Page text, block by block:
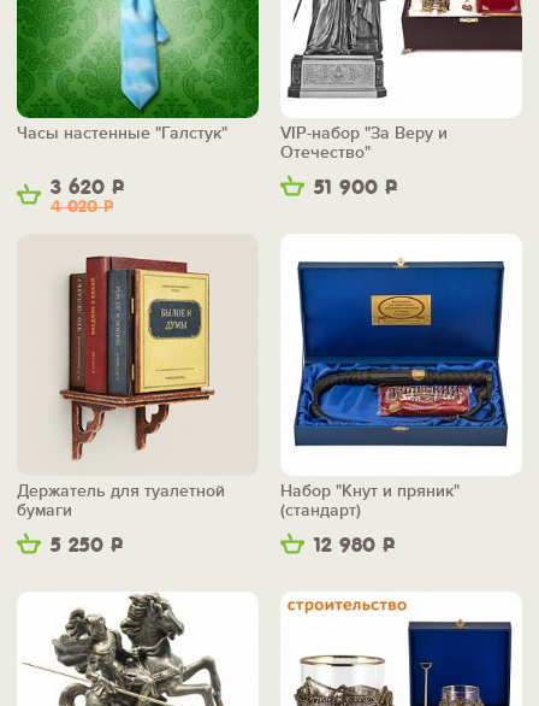
3 620 Р
4 020Р
Часы настенные "Галстук"
51 900 Р
VIP-набор "За Веру и
Отечество"
5 250 Р
Держатель для туалетной
бумаги
12 980 Р
Набор "Кнут и пряник"
(стандарт)